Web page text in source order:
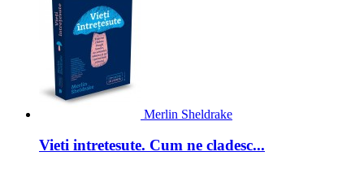
Merlin Sheldrake
Vieti intretesute. Cum ne cladesc...